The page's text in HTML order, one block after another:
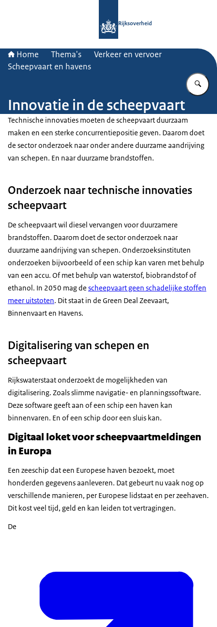
Rijksoverheid
Home Thema's
Verkeer en vervoer
Scheepvaart en havens
Innovatie in de scheepvaart
Technische innovaties moeten de scheepvaart duurzaam
maken en een sterke concurrentiepositie geven. Daarom doet
de sector onderzoek naar onder andere duurzame aandrijving
van schepen. En naar duurzame brandstoffen.
Onderzoek naar technische innovaties
scheepvaart
De scheepvaart wil diesel vervangen voor duurzamere
brandstoffen. Daarom doet de sector onderzoek naar
duurzame aandrijving van schepen. Onderzoeksinstituten
onderzoeken bijvoorbeeld of een schip kan varen met behulp
van een accu. Of met behulp van waterstof, biobrandstof of
ethanol. In 2050 mag de scheepvaart geen schadelijke stoffen
meer uitstoten. Dit staat in de Green Deal Zeevaart,
Binnenvaart en Havens.
Digitalisering van schepen en
scheepvaart
Rijkswaterstaat onderzoekt de mogelijkheden van
digitalisering. Zoals slimme navigatie- en planningssoftware.
Deze software geeft aan of een schip een haven kan
binnenvaren. En of een schip door een sluis kan.
Digitaal loket voor scheepvaartmeldingen
in Europa
Een zeeschip dat een Europese haven bezoekt, moet
honderden gegevens aanleveren. Dat gebeurt nu vaak nog op
verschillende manieren, per Europese lidstaat en per zeehaven.
Dit kost veel tijd, geld en kan leiden tot vertragingen.
De